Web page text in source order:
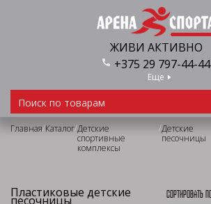
ЖИВИ АКТИВНО
+375 29 797-44-44
Еще
Главная/Каталог/Детские
спортивные
комплексы
/Детские
песочницы
Пластиковые детские
песочницы Сортировать по: